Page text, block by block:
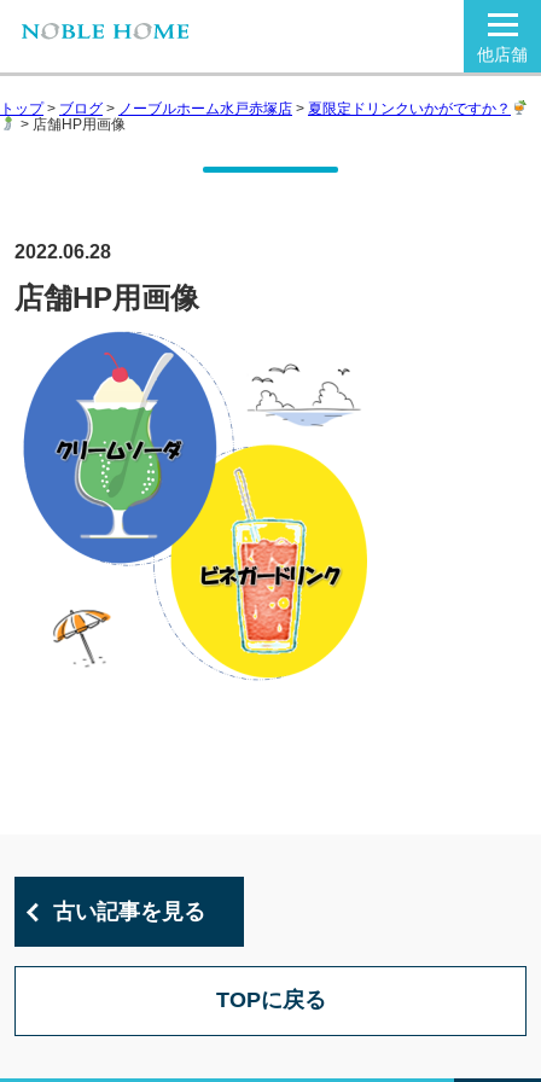
他店舗
トップ> ブログ > ノーブルホーム水戸赤塚店 > 夏限定ドリンクいかがですか？
> 店舗HP用画像
2022.06.28
店舗HP用画像
古い記事を見る
TOPに戻る